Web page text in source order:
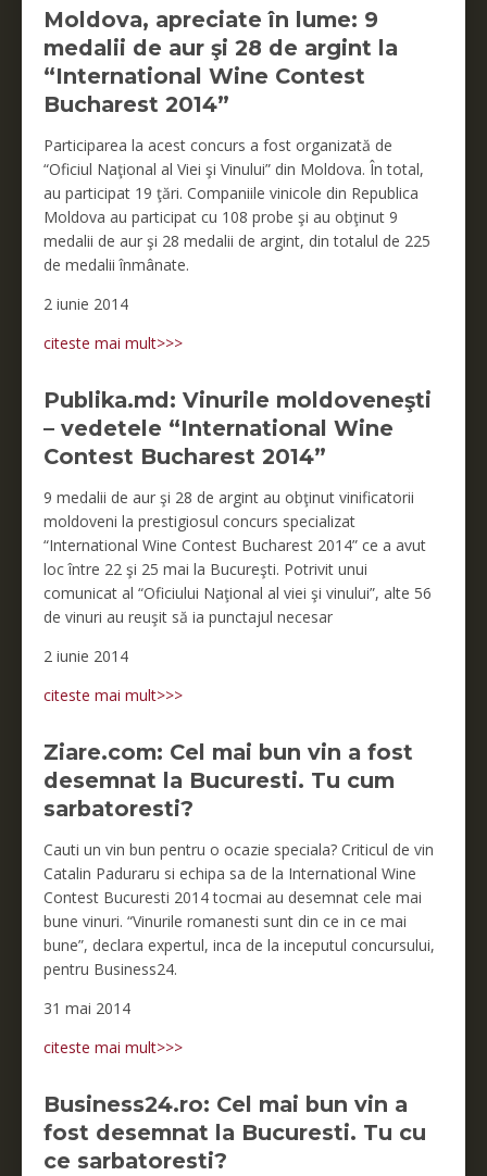
Moldova, apreciate în lume: 9
medalii de aur şi 28 de argint la
“International Wine Contest
Bucharest 2014”
Participarea la acest concurs a fost organizată de
“Oficiul Naţional al Viei şi Vinului” din Moldova. În total,
au participat 19 ţări. Companiile vinicole din Republica
Moldova au participat cu 108 probe şi au obţinut 9
medalii de aur şi 28 medalii de argint, din totalul de 225
de medalii înmânate.
2 iunie 2014
citeste mai mult>>>
Publika.md: Vinurile moldoveneşti
– vedetele “International Wine
Contest Bucharest 2014”
9 medalii de aur şi 28 de argint au obţinut vinificatorii
moldoveni la prestigiosul concurs specializat
“International Wine Contest Bucharest 2014” ce a avut
loc între 22 şi 25 mai la Bucureşti. Potrivit unui
comunicat al “Oficiului Naţional al viei şi vinului”, alte 56
de vinuri au reuşit să ia punctajul necesar
2 iunie 2014
citeste mai mult>>>
Ziare.com: Cel mai bun vin a fost
desemnat la Bucuresti. Tu cum
sarbatoresti?
Cauti un vin bun pentru o ocazie speciala? Criticul de vin
Catalin Paduraru si echipa sa de la International Wine
Contest Bucuresti 2014 tocmai au desemnat cele mai
bune vinuri. “Vinurile romanesti sunt din ce in ce mai
bune”, declara expertul, inca de la inceputul concursului,
pentru Business24.
31 mai 2014
citeste mai mult>>>
Business24.ro: Cel mai bun vin a
fost desemnat la Bucuresti. Tu cu
ce sarbatoresti?